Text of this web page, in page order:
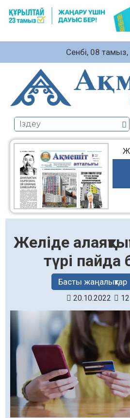
Сенбі, 08
Желіде
түрі
Басты жаңалықтар
20.10.2022